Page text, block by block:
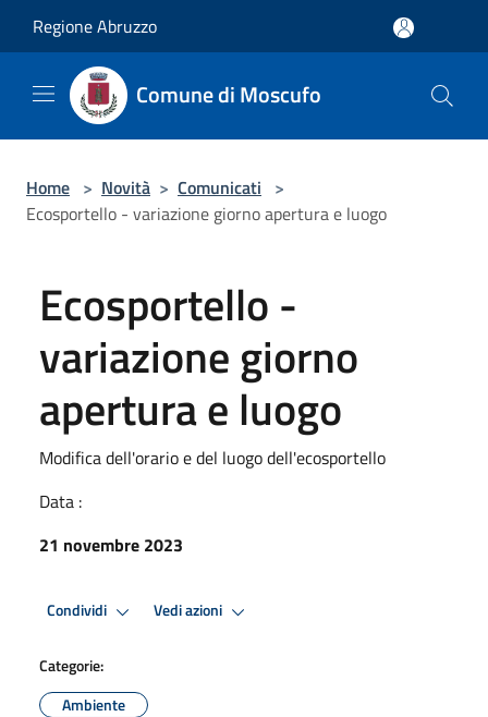
Regione Abruzzo
Comune di Moscufo
Home > Novità > Comunicati >
Ecosportello - variazione giorno apertura e luogo
Ecosportello -
variazione giorno
apertura e luogo
Modifica dell'orario e del luogo dell'ecosportello
Data :
21 novembre 2023
Condividi Vedi azioni
Categorie:
Ambiente